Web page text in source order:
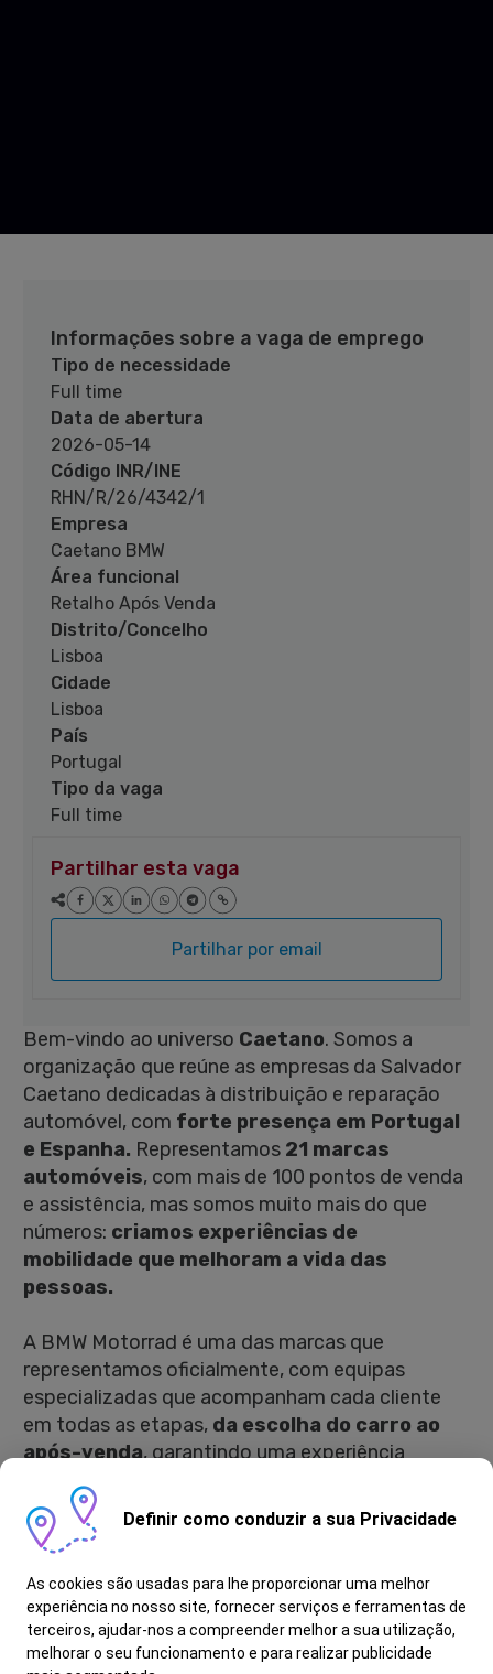
Informações sobre a vaga de emprego
Tipo de necessidade
Full time
Data de abertura
2026-05-14
Código INR/INE
RHN/R/26/4342/1
Empresa
Caetano BMW
Área funcional
Retalho Após Venda
Distrito/Concelho
Lisboa
Cidade
Lisboa
País
Portugal
Tipo da vaga
Full time
Partilhar esta vaga
Partilhar por email
Bem-vindo ao universo Caetano. Somos a
organização que reúne as empresas da Salvador
Caetano dedicadas à distribuição e reparação
automóvel, com forte presença em Portugal
e Espanha. Representamos 21 marcas
automóveis, com mais de 100 pontos de venda
e assistência, mas somos muito mais do que
números: criamos experiências de
mobilidade que melhoram a vida das
pessoas.
A BMW Motorrad é uma das marcas que
representamos oficialmente, com equipas
especializadas que acompanham cada cliente
em todas as etapas, da escolha do carro ao
após-venda, garantindo uma experiência
simples e confiante.
movimento à procura de talentos que
queiram crescer connosco, aprender rápido
Como é Ser Movimentador de Motas:
Definir como conduzir a sua Privacidade
As cookies são usadas para lhe proporcionar uma melhor
experiência no nosso site, fornecer serviços e ferramentas de
terceiros, ajudar-nos a compreender melhor a sua utilização,
melhorar o seu funcionamento e para realizar publicidade